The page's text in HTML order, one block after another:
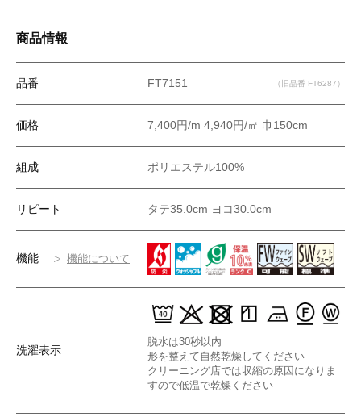
商品情報
品番 FT7151 （旧品番 FT6287）
価格 7,400円/m 4,940円/㎡ 巾150cm
組成 ポリエステル100%
リピート タテ35.0cm ヨコ30.0cm
機能 機能について
洗濯表示
脱水は30秒以内
形を整えて自然乾燥してください
クリーニング店では収縮の原因になりま
すので低温で乾燥ください